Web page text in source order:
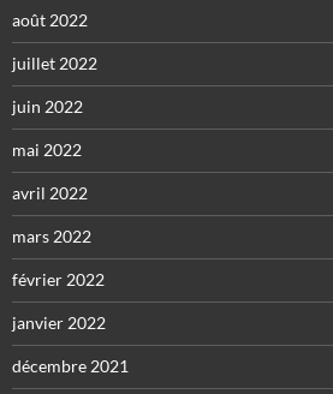
août 2022
juillet 2022
juin 2022
mai 2022
avril 2022
mars 2022
février 2022
janvier 2022
décembre 2021